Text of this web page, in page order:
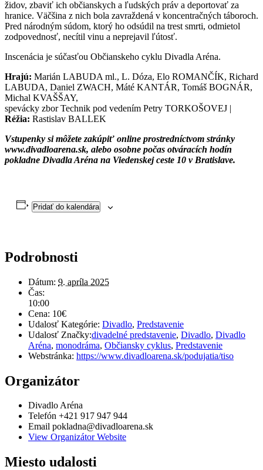
židov, zbaviť ich občianskych a ľudských práv a deportovať za
hranice. Väčšina z nich bola zavraždená v koncentračných táboroch.
Pred národným súdom, ktorý ho odsúdil na trest smrti, odmietol
zodpovednosť, necítil vinu a neprejavil ľútosť.
Inscenácia je súčasťou Občianskeho cyklu Divadla Aréna.
Hrajú: Marián LABUDA ml., L. Dóza, Elo ROMANČÍK, Richard
LABUDA, Daniel ZWACH, Máté KANTÁR, Tomáš BOGNÁR,
Michal KVAŠŠAY,
spevácky zbor Technik pod vedením Petry TORKOŠOVEJ |
Réžia: Rastislav BALLEK
Vstupenky si môžete zakúpiť online prostredníctvom stránky
www.divadloarena.sk, alebo osobne počas otváracích hodín
pokladne Divadla Aréna na Viedenskej ceste 10 v Bratislave.
Pridať do kalendára
Podrobnosti
Dátum: 9. apríla 2025
Čas:
10:00
Cena: 10€
Udalosť Kategórie: Divadlo, Predstavenie
Udalosť Značky:divadelné predstavenie, Divadlo, Divadlo
Aréna, monodráma, Občiansky cyklus, Predstavenie
Webstránka: https://www.divadloarena.sk/podujatia/tiso
Organizátor
Divadlo Aréna
Telefón +421 917 947 944
Email pokladna@divadloarena.sk
View Organizátor Website
Miesto udalosti